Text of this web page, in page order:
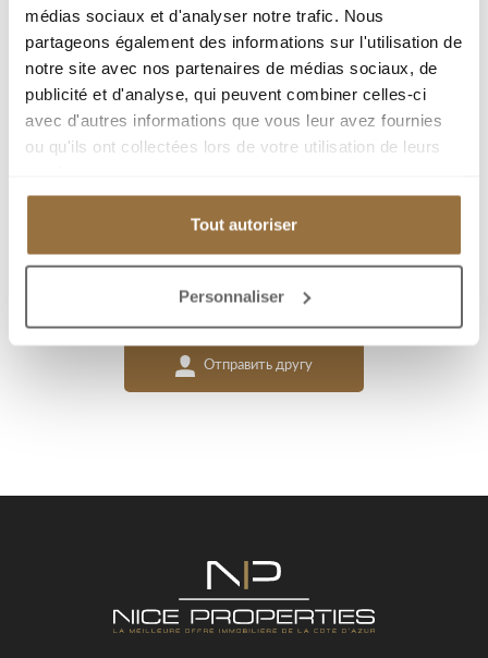
médias sociaux et d'analyser notre trafic. Nous
partageons également des informations sur l'utilisation de
notre site avec nos partenaires de médias sociaux, de
publicité et d'analyse, qui peuvent combiner celles-ci
avec d'autres informations que vous leur avez fournies
ou qu'ils ont collectées lors de votre utilisation de leurs
Tout autoriser
Personnaliser
Тип : 500 m²
Добавить к подборке
Распечатать страницу
Я заинтересован(а)
Отправить другу